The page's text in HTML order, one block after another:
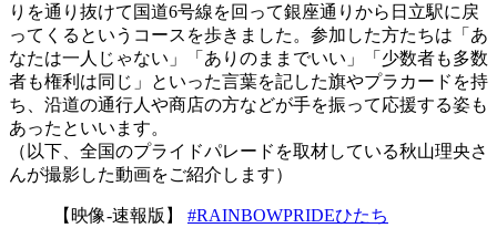
りを通り抜けて国道6号線を回って銀座通りから日立駅に戻
ってくるというコースを歩きました。参加した方たちは「あ
なたは一人じゃない」「ありのままでいい」「少数者も多数
者も権利は同じ」といった言葉を記した旗やプラカードを持
ち、沿道の通行人や商店の方などが手を振って応援する姿も
あったといいます。
（以下、全国のプライドパレードを取材している秋山理央さ
んが撮影した動画をご紹介します）
【映像-速報版】 #RAINBOWPRIDEひたち